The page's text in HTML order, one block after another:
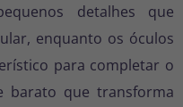
detalhes que
enquanto os óculos
para completar o
barato que transforma